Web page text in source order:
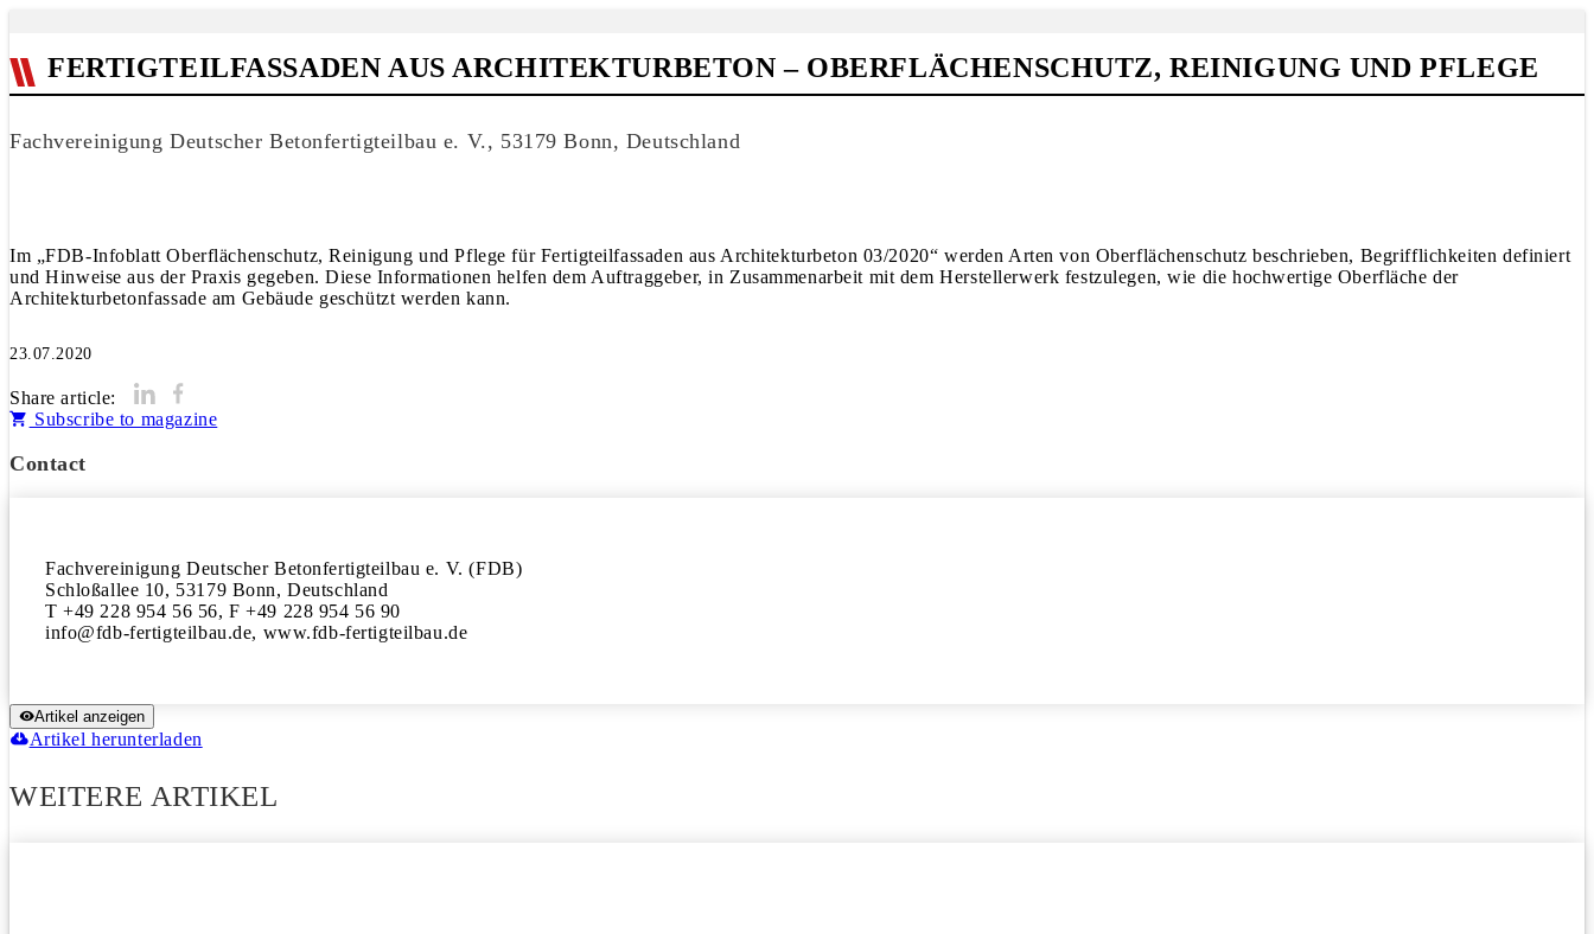
FERTIGTEILFASSADEN AUS ARCHITEKTURBETON – OBERFLÄCHENSCHUTZ, REINIGUNG UND PFLEGE
Fachvereinigung Deutscher Betonfertigteilbau e. V., 53179 Bonn, Deutschland
Im „FDB-Infoblatt Oberflächenschutz, Reinigung und Pflege für Fertigteilfassaden aus Architekturbeton 03/2020“ werden Arten von Oberflächenschutz beschrieben, Begrifflichkeiten definiert
und Hinweise aus der Praxis gegeben. Diese Informationen helfen dem Auftraggeber, in Zusammenarbeit mit dem Herstellerwerk festzulegen, wie die hochwertige Oberfläche der
Architekturbetonfassade am Gebäude geschützt werden kann.
23.07.2020
Share article:
Subscribe to magazine
Contact
Fachvereinigung Deutscher Betonfertigteilbau e. V. (FDB)
Schloßallee 10, 53179 Bonn, Deutschland
T +49 228 954 56 56, F +49 228 954 56 90
info@fdb-fertigteilbau.de, www.fdb-fertigteilbau.de
Artikel anzeigen
Artikel herunterladen
WEITERE ARTIKEL